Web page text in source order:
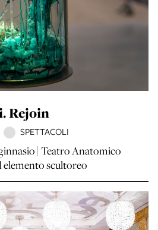
Rejoin
SPETTACOLI
| Teatro Anatomico
scultoreo